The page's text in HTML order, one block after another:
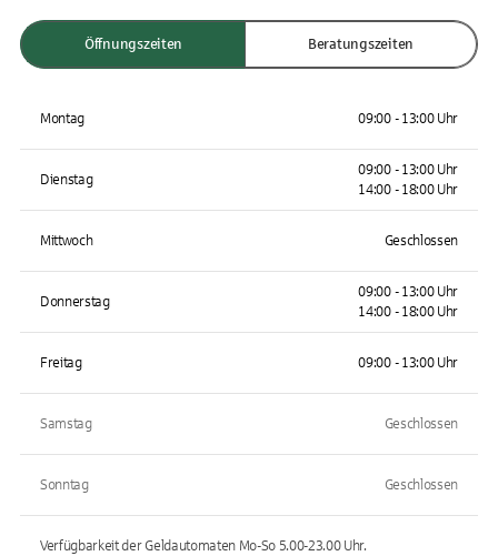
Öffnungszeiten Beratungszeiten
Montag 09:00 - 13:00 Uhr
Dienstag
09:00 - 13:00 Uhr
14:00 - 18:00 Uhr
Mittwoch Geschlossen
Donnerstag
09:00 - 13:00 Uhr
14:00 - 18:00 Uhr
Freitag 09:00 - 13:00 Uhr
Samstag Geschlossen
Sonntag Geschlossen
Verfügbarkeit der Geldautomaten Mo-So 5.00-23.00Uhr.